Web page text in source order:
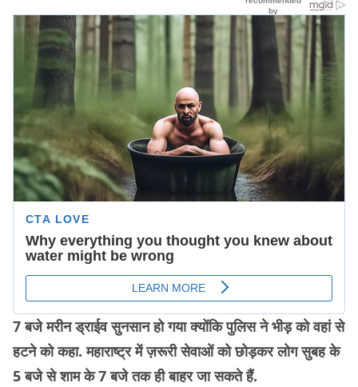
7 बजे मरीन ड्राईव सुनसान हो गया क्योंकि पुलिस ने भीड़ को वहां से
हटने को कहा. महाराष्ट्र में ज़रूरी सेवाओं को छोड़कर लोग सुबह के
5 बजे से शाम के 7 बजे तक ही बाहर जा सकते हैं.